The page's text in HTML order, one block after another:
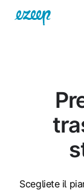
Scegliete il